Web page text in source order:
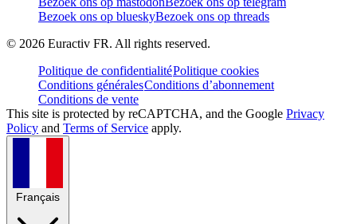
Bezoek ons op blueskyBezoek ons op threads
© 2026 Euractiv FR. All rights reserved.
Politique de confidentialitéPolitique cookies
Conditions généralesConditions d’abonnement
Conditions de vente
This site is protected by reCAPTCHA, and the Google Privacy
Policy and Terms of Service apply.
Français